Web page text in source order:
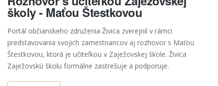
školy - Maťou Štestkovou
Portál občianskeho združenia Živica zverejnil v rámci
predstavovania svojich zamestnancov aj rozhovor s Maťou
Štestkovou, ktorá je učiteľkou v Zaježovskej škole. Živica
Zaježovskú školu formálne zastrešuje a podporuje.